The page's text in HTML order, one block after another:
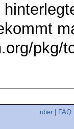
pkg/
über FAQ